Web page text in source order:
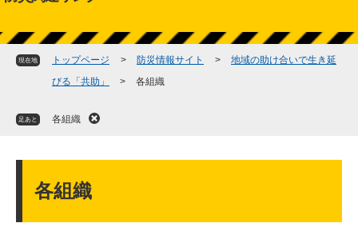
現在地 トップページ > 防災情報サイト >
地域の助け合いで生き延
びる「共助」
> 各組織
足あと 各組織
各組織